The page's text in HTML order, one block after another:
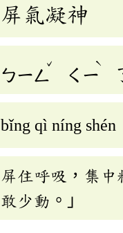
屏氣凝神
ㄅㄧㄥ
ˇ
ㄑㄧ
ˋ
bǐng qì níng shén
屏住呼吸，集
敢少動。」